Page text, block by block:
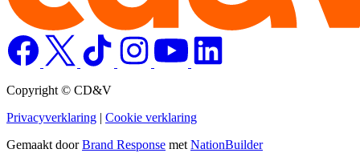
Copyright © CD&V
Privacyverklaring | Cookie verklaring
Gemaakt doorBrand Response met NationBuilder